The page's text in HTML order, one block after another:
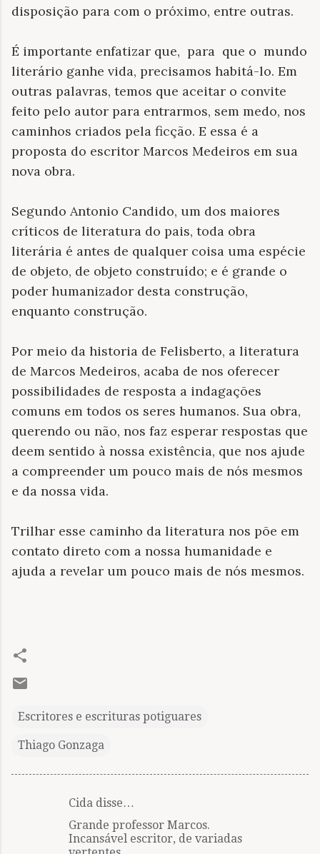
disposição para com o próximo, entre outras.
É importante enfatizar que, para que o mundo
literário ganhe vida, precisamos habitá-lo. Em
outras palavras, temos que aceitar o convite
feito pelo autor para entrarmos, sem medo, nos
caminhos criados pela ficção. E essa é a
proposta do escritor Marcos Medeiros em sua
nova obra.
Segundo Antonio Candido, um dos maiores
críticos de literatura do pais, toda obra
literária é antes de qualquer coisa uma espécie
de objeto, de objeto construído; e é grande o
poder humanizador desta construção,
enquanto construção.
Por meio da historia de Felisberto, a literatura
de Marcos Medeiros, acaba de nos oferecer
possibilidades de resposta a indagações
comuns em todos os seres humanos. Sua obra,
querendo ou não, nos faz esperar respostas que
deem sentido à nossa existência, que nos ajude
a compreender um pouco mais de nós mesmos
e da nossa vida.
Trilhar esse caminho da literatura nos põe em
contato direto com a nossa humanidade e
ajuda a revelar um pouco mais de nós mesmos.
Escritores e escrituras potiguares
Thiago Gonzaga
Cida disse…
Grande professor Marcos.
Incansável escritor, de variadas